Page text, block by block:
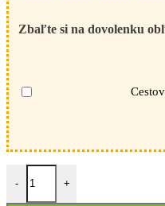
Zbaľte si na dovolenku
-
množstvo Kamencový
+